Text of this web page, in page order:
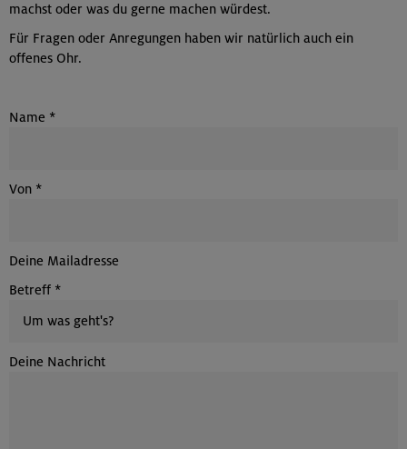
machst oder was du gerne machen würdest.
Für Fragen oder Anregungen haben wir natürlich auch ein
offenes Ohr.
Name *
Von *
Deine Mailadresse
Betreff *
Deine Nachricht